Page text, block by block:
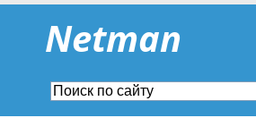
Netman